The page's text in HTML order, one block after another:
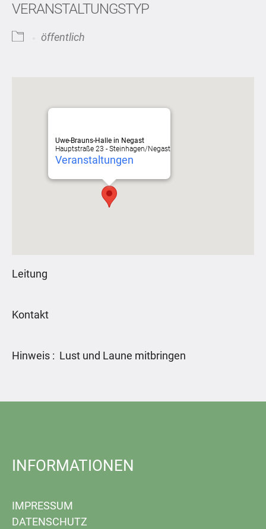
VERANSTALTUNGSTYP
öffentlich
Uwe-Brauns-Halle in Negast
Hauptstraße 23 - Steinhagen/Negast
Veranstaltungen
Leitung
Kontakt
Hinweis : Lust und Laune mitbringen
INFORMATIONEN
IMPRESSUM
DATENSCHUTZ